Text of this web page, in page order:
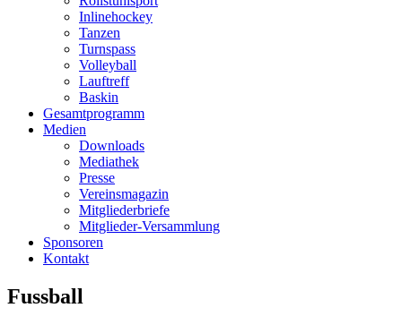
Inlinehockey
Tanzen
Turnspass
Volleyball
Lauftreff
Baskin
Gesamtprogramm
Medien
Downloads
Mediathek
Presse
Vereinsmagazin
Mitgliederbriefe
Mitglieder-Versammlung
Sponsoren
Kontakt
Fussball